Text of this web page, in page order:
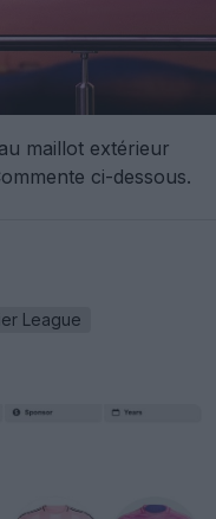
maillot extérieur
ci-dessous.
League